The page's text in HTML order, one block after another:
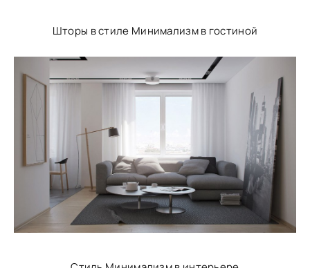
Шторы в стиле Минимализм в гостиной